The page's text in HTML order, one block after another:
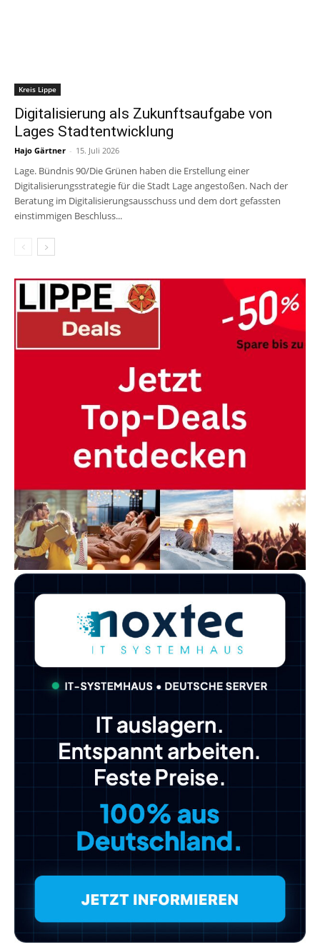
Kreis Lippe
Digitalisierung als Zukunftsaufgabe von
Lages Stadtentwicklung
Hajo Gärtner - 15. Juli 2026
Lage. Bündnis 90/Die Grünen haben die Erstellung einer
Digitalisierungsstrategie für die Stadt Lage angestoßen. Nach der
Beratung im Digitalisierungsausschuss und dem dort gefassten
einstimmigen Beschluss...